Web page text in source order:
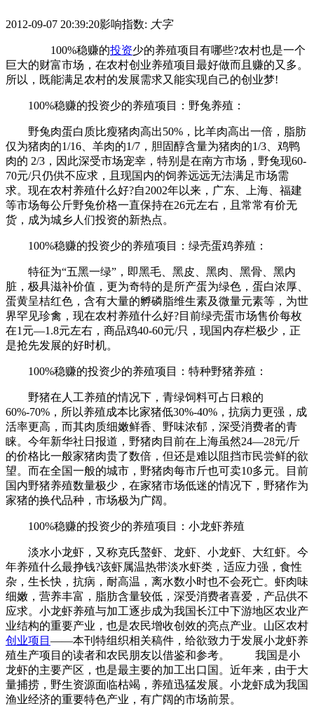
2012-09-07 20:39:20影响指数: 大字
100%稳赚的投资少的养殖项目有哪些?农村也是一个
巨大的财富市场，在农村创业养殖项目最好做而且赚的又多。
所以，既能满足农村的发展需求又能实现自己的创业梦!
100%稳赚的投资少的养殖项目：野兔养殖：
野兔肉蛋白质比瘦猪肉高出50%，比羊肉高出一倍，脂肪
仅为猪肉的1/16、羊肉的1/7，胆固醇含量为猪肉的1/3、鸡鸭
肉的 2/3，因此深受市场宠幸，特别是在南方市场，野兔现60-
70元/只仍供不应求，且现国内的饲养远远无法满足市场需
求。现在农村养殖什么好?自2002年以来，广东、上海、福建
等市场每公斤野兔价格一直保持在26元左右，且常常有价无
货，成为城乡人们投资的新热点。
100%稳赚的投资少的养殖项目：绿壳蛋鸡养殖：
特征为“五黑一绿”，即黑毛、黑皮、黑肉、黑骨、黑内
脏，极具滋补价值，更为奇特的是所产蛋为绿色，蛋白浓厚、
蛋黄呈桔红色，含有大量的孵磷脂维生素及微量元素等，为世
界罕见珍禽，现在农村养殖什么好?目前绿壳蛋市场售价每枚
在1元—1.8元左右，商品鸡40-60元/只，现国内存栏极少，正
是抢先发展的好时机。
100%稳赚的投资少的养殖项目：特种野猪养殖：
野猪在人工养殖的情况下，青绿饲料可占日粮的
60%-70%，所以养殖成本比家猪低30%-40%，抗病力更强，成
活率更高，而其肉质细嫩鲜香、野味浓郁，深受消费者的青
睐。今年新华社日报道，野猪肉目前在上海虽然24—28元/斤
的价格比一般家猪肉贵了数倍，但还是难以阻挡市民尝鲜的欲
望。而在全国一般的城市，野猪肉每市斤也可卖10多元。目前
国内野猪养殖数量极少，在家猪市场低迷的情况下，野猪作为
家猪的换代品种，市场极为广阔。
100%稳赚的投资少的养殖项目：小龙虾养殖
淡水小龙虾，又称克氏螯虾、龙虾、小龙虾、大红虾。今
年养殖什么最挣钱?该虾属温热带淡水虾类，适应力强，食性
杂，生长快，抗病，耐高温，离水数小时也不会死亡。虾肉味
细嫩，营养丰富，脂肪含量较低，深受消费者喜爱，产品供不
应求。小龙虾养殖与加工逐步成为我国长江中下游地区农业产
业结构的重要产业，也是农民增收创效的亮点产业。山区农村
创业项目 ——本刊特组织相关稿件，给欲致力于发展小龙虾养
殖生产项目的读者和农民朋友以借鉴和参考。 我国是小
龙虾的主要产区，也是最主要的加工出口国。近年来，由于大
量捕捞，野生资源面临枯竭，养殖迅猛发展。小龙虾成为我国
渔业经济的重要特色产业，有广阔的市场前景。